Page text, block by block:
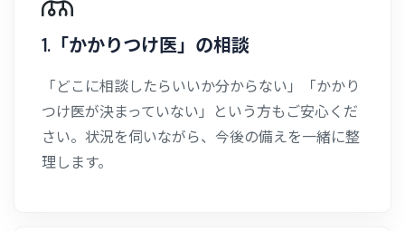
1.「かかりつけ医」の相談
「どこに相談したらいいか分からない」「かかり
つけ医が決まっていない」という方もご安心くだ
さい。状況を伺いながら、今後の備えを一緒に整
理します。